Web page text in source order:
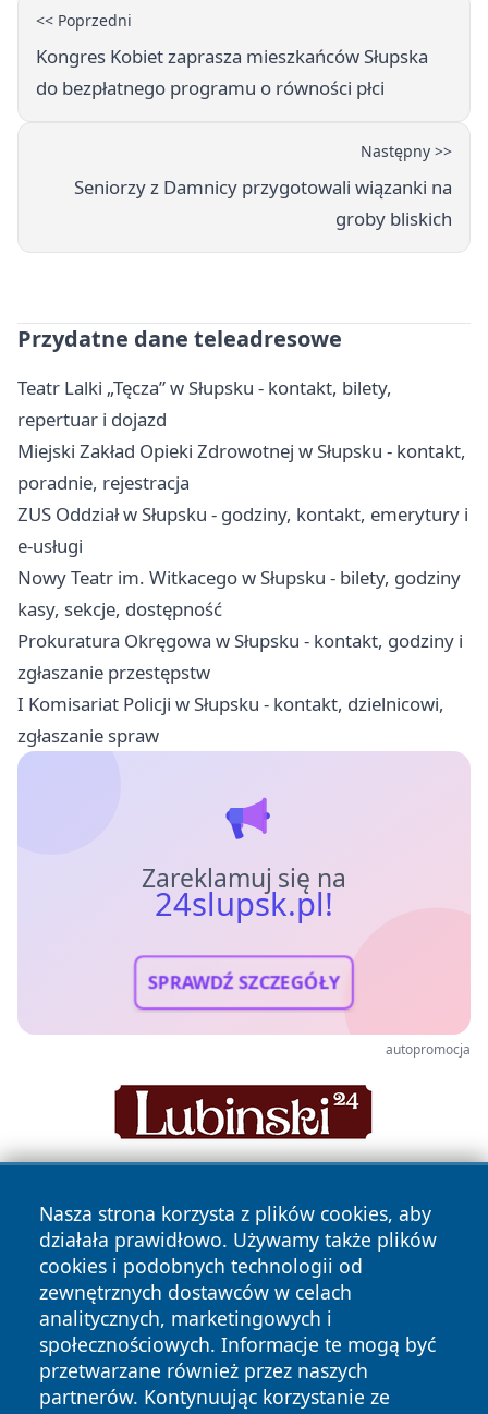
<< Poprzedni
Kongres Kobiet zaprasza mieszkańców Słupska
do bezpłatnego programu o równości płci
Następny >>
Seniorzy z Damnicy przygotowali wiązanki na
groby bliskich
Przydatne dane teleadresowe
Teatr Lalki „Tęcza” w Słupsku - kontakt, bilety,
repertuar i dojazd
Miejski Zakład Opieki Zdrowotnej w Słupsku - kontakt,
poradnie, rejestracja
ZUS Oddział w Słupsku - godziny, kontakt, emerytury i
e-usługi
Nowy Teatr im. Witkacego w Słupsku - bilety, godziny
kasy, sekcje, dostępność
Prokuratura Okręgowa w Słupsku - kontakt, godziny i
zgłaszanie przestępstw
I Komisariat Policji w Słupsku - kontakt, dzielnicowi,
zgłaszanie spraw
Zareklamuj się na
24slupsk.pl!
SPRAWDŹ SZCZEGÓŁY
autopromocja
Nasza strona korzysta z plików cookies, aby
działała prawidłowo. Używamy także plików
cookies i podobnych technologii od
zewnętrznych dostawców w celach
analitycznych, marketingowych i
społecznościowych. Informacje te mogą być
przetwarzane również przez naszych
partnerów. Kontynuując korzystanie ze
Copyright © 2026 24slupsk.pl Wszystkie prawa zastrzeżone.
Polityka
Polityka